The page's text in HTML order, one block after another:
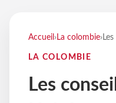
Accueil › La colombie›
LA COLOMBIE
Les